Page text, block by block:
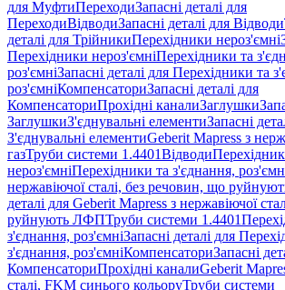
для МуфтиПереходиЗапасні деталі для
ПереходиВідводиЗапасні деталі для Відводи
деталі для ТрійникиПерехідники нероз'ємні
Перехідники нероз'ємніПерехідники та
роз'ємніЗапасні деталі для Перехідники та
роз'ємніКомпенсаториЗапасні деталі для
КомпенсаториПрохідні каналиЗаглушки
ЗаглушкиЗ'єднувальні елементиЗапасні
З'єднувальні елементиGeberit Mapress з
газТруби системи 1.4401Відводи
нероз'ємніПерехідники та з'єднання,
нержавіючої сталі, без речовин, що
деталі для Geberit Mapress з нержавіючої
руйнують ЛФПТруби системи 1.4401
з'єднання, роз'ємніЗапасні деталі для
з'єднання, роз'ємніКомпенсаториЗапасні
КомпенсаториПрохідні каналиGeberit
сталі, FKM синього кольоруТруби системи